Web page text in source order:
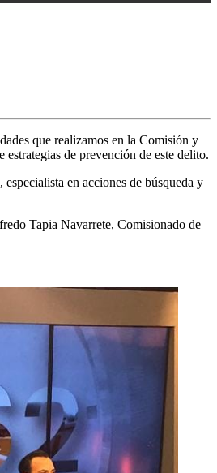
que realizamos en la Comisión y
de prevención de este delito.
en acciones de búsqueda y
Tapia Navarrete, Comisionado de